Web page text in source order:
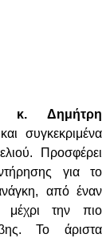
κ. Δημήτρη
συγκεκριμένα
Προσφέρει
για το
από έναν
μέχρι την πιο
Το άριστα